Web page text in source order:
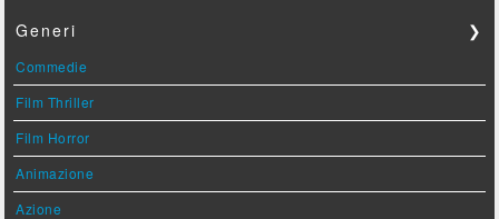
Generi ❯
Commedie
Film Thriller
Film Horror
Animazione
Azione